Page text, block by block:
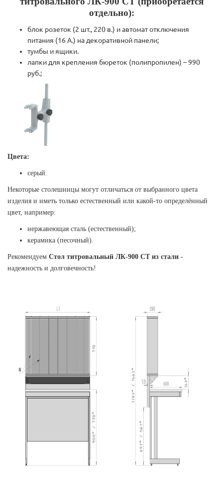
отдельно):
блок розеток (2 шт., 220 в.) и автомат отключения
питания (16 А.) на декоративной панели;
тумбы и ящики.
лапки для крепления бюреток (полипропилен) – 990
руб.;
Цвета:
серый.
Некоторые столешницы могут отличаться от выбранного цвета
изделия и иметь только естественный или какой-то определённый
цвет, например:
нержавеющая сталь (естественный);
керамика (песочный).
Рекомендуем Стол титровальный ЛК-900 СТ из стали -
надежность и долговечность!